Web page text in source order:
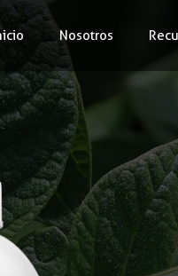
Nosotros